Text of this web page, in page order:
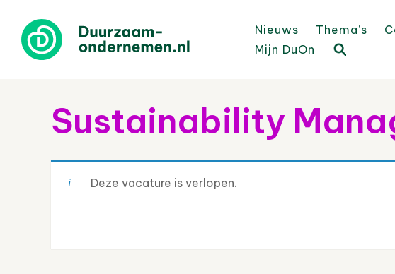
Nieuws Thema’s
Mijn DuOn
Sustainability
Deze vacature is verlopen.